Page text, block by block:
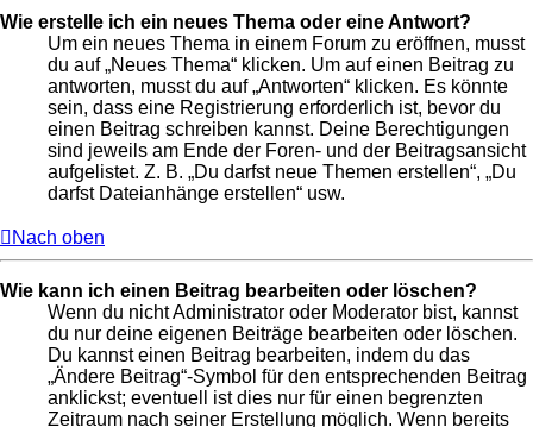
Wie erstelle ich ein neues Thema oder eine Antwort?
Um ein neues Thema in einem Forum zu eröffnen, musst
du auf „Neues Thema“ klicken. Um auf einen Beitrag zu
antworten, musst du auf „Antworten“ klicken. Es könnte
sein, dass eine Registrierung erforderlich ist, bevor du
einen Beitrag schreiben kannst. Deine Berechtigungen
sind jeweils am Ende der Foren- und der Beitragsansicht
aufgelistet. Z. B. „Du darfst neue Themen erstellen“, „Du
darfst Dateianhänge erstellen“ usw.
Nach oben
Wie kann ich einen Beitrag bearbeiten oder löschen?
Wenn du nicht Administrator oder Moderator bist, kannst
du nur deine eigenen Beiträge bearbeiten oder löschen.
Du kannst einen Beitrag bearbeiten, indem du das
„Ändere Beitrag“-Symbol für den entsprechenden Beitrag
anklickst; eventuell ist dies nur für einen begrenzten
Zeitraum nach seiner Erstellung möglich. Wenn bereits